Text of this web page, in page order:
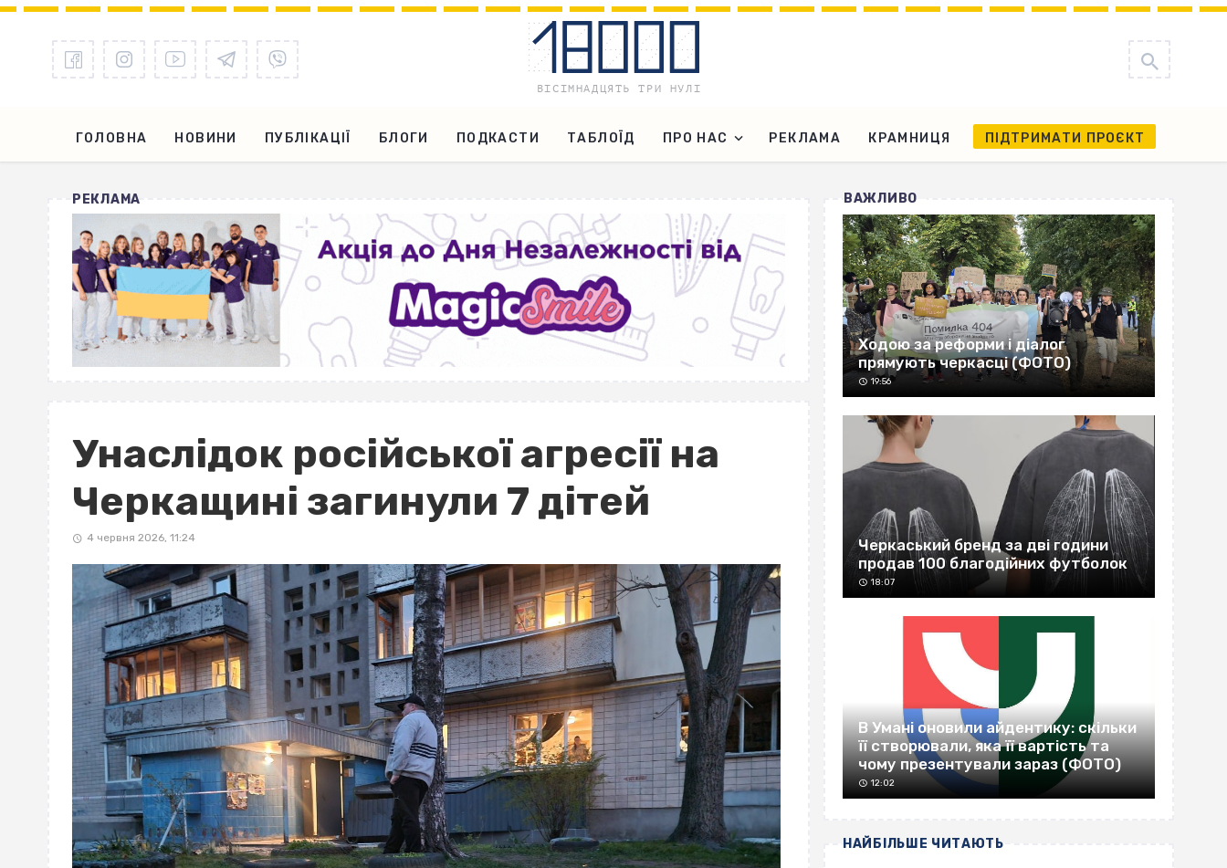
ГОЛОВНА НОВИНИ ПУБЛІКАЦІЇ БЛОГИ ПОДКАСТИ ТАБЛОЇД ПРО НАС РЕКЛАМА КРАМНИЦЯ ПІДТРИМАТИ ПРОЄКТ
РЕКЛАМА
Унаслідок російської агресії на
Черкащині загинули 7 дітей
4 червня 2026, 11:24
ВАЖЛИВО
Ходою за реформи і діалог
прямують черкасці (ФОТО)
19:56
Черкаський бренд за дві години
продав 100 благодійних футболок
18:07
В Умані оновили айдентику: скільки
її створювали, яка її вартість та
чому презентували зараз (ФОТО)
12:02
НАЙБІЛЬШЕ ЧИТАЮТЬ